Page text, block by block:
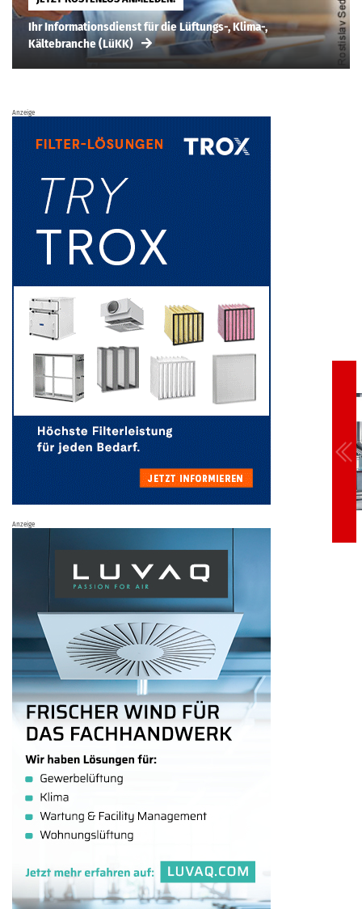
Ihr Informationsdienst für die Lüftungs-, Klima-,
Kältebranche (LüKK)
Anzeige
Anzeige